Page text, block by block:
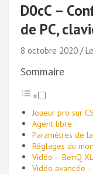
D0cC –
de PC,
8 octobre 2020
Sommaire
Joueur pro sur
Agent libre
Paramètres de
Réglages du
Vidéo – BenQ
Vidéo avancée